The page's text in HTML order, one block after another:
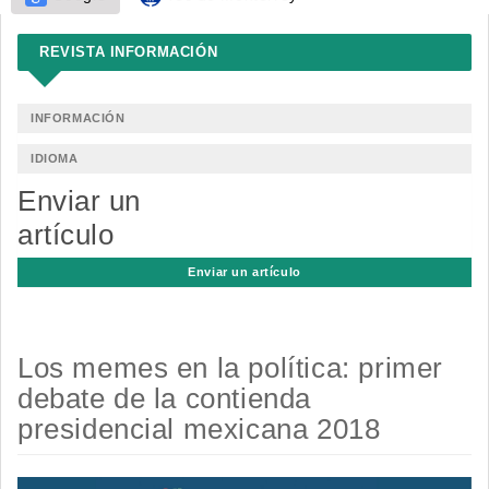
REVISTA INFORMACIÓN
INFORMACIÓN
IDIOMA
Enviar un
artículo
Enviar un artículo
Los memes en la política: primer
debate de la contienda
presidencial mexicana 2018